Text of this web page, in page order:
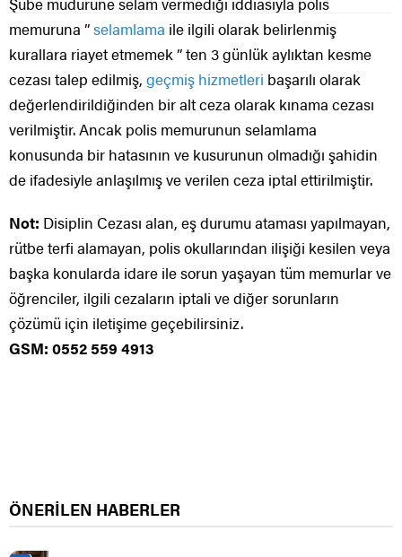
memuruna ”selamlama ile ilgili olarak belirlenmiş
kurallara riayet etmemek ” ten 3 günlük aylıktan kesme
cezası talep edilmiş, geçmiş hizmetleri başarılı olarak
değerlendirildiğinden bir alt ceza olarak kınama cezası
verilmiştir. Ancak polis memurunun selamlama
konusunda bir hatasının ve kusurunun olmadığı şahidin
de ifadesiyle anlaşılmış ve verilen ceza iptal ettirilmiştir.
Not: Disiplin Cezası alan, eş durumu ataması yapılmayan,
rütbe terfi alamayan, polis okullarından ilişiği kesilen veya
başka konularda idare ile sorun yaşayan tüm memurlar ve
öğrenciler, ilgili cezaların iptali ve diğer sorunların
çözümü için iletişime geçebilirsiniz.
GSM: 0552 559 4913